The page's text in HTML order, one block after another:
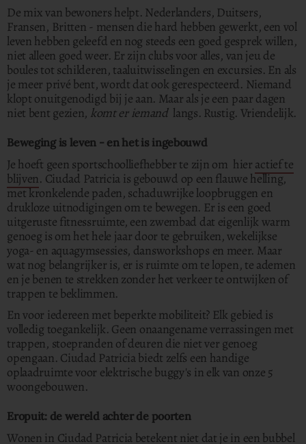
De mix van bewoners helpt. Nederlanders, Duitsers,
Fransen, Britten - mensen die hard hebben gewerkt, een vol
leven hebben geleefd en nog steeds een goed gesprek willen,
niet alleen goed weer. Er zijn clubs voor alles, van jeu de
boules tot schilderen, taaluitwisselingen en excursies. En als
je meer privé bent, wordt dat ook gerespecteerd. Niemand
klopt onuitgenodigd bij je aan. Maar als je een paar dagen
niet bent gezien, komt er iemand langs. Rustig. Vriendelijk.
Beweging is leven - en het is ingebouwd
Je hoeft geen sportschoolliefhebber te zijn om hier actief te
blijven. Ciudad Patricia is gebouwd op een flauwe helling,
met kronkelende paden, schaduwrijke loopbruggen en
drukloze uitnodigingen om te bewegen. Er is een goed
uitgeruste fitnessruimte, een zwembad dat eigenlijk warm
genoeg is om het hele jaar door te gebruiken, wekelijkse
yoga- en aquagymsessies, dansworkshops en meer. Maar
wat nog belangrijker is, er is ruimte om te lopen, te ademen
en je benen te strekken zonder het verkeer te ontwijken of
trappen te beklimmen.
En voor iedereen met beperkte mobiliteit? Elk gebied is
volledig toegankelijk. Geen onaangename verrassingen met
trappen, stoepranden of deuren die niet ver genoeg
opengaan. Ciudad Patricia biedt zelfs een handige
oplaadruimte voor elektrische buggy's in elk van onze 5
woongebouwen.
Eropuit: de wereld achter de poorten
Wonen in Ciudad Patricia betekent niet dat je in een bubbel